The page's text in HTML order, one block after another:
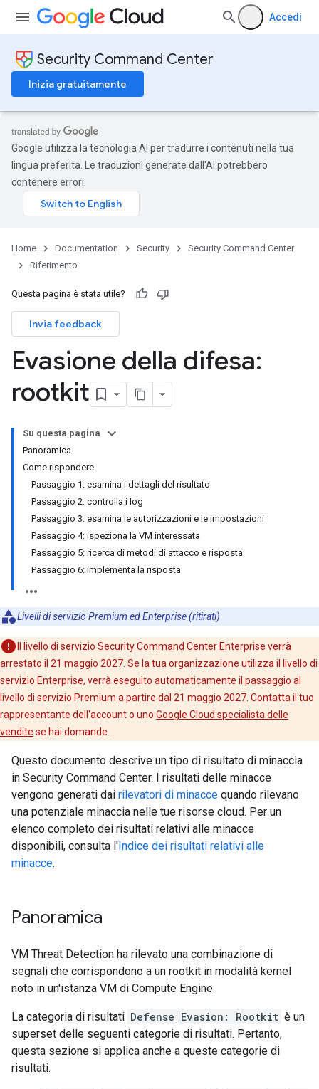
Accedi
Security Command Center
Inizia gratuitamente
Google utilizza la tecnologia AI per tradurre i contenuti nella tua
lingua preferita. Le traduzioni generate dall'AI potrebbero
contenere errori.
Home Documentation Security
Security Command Center
Riferimento
Questa pagina è stata utile?
Invia feedback
Evasione della difesa:
rootkit
Su questa pagina
Panoramica
Come rispondere
Passaggio 1: esamina i dettagli del risultato
Passaggio 2: controlla i log
Passaggio 3: esamina le autorizzazioni e le impostazioni
Passaggio 4: ispeziona la VM interessata
Passaggio 5: ricerca di metodi di attacco e risposta
Passaggio 6: implementa la risposta
Livelli di servizio Premium ed Enterprise (ritirati)
Il livello di servizio Security Command Center Enterprise verrà
arrestato il 21 maggio 2027. Se la tua organizzazione utilizza il livello di
servizio Enterprise, verrà eseguito automaticamente il passaggio al
livello di servizio Premium a partire dal 21 maggio 2027. Contatta il tuo
rappresentante dell'account o uno Google Cloud specialista delle
vendite se hai domande.
Questo documento descrive un tipo di risultato di minaccia
in Security Command Center. I risultati delle minacce
vengono generati dai rilevatori di minacce quando rilevano
una potenziale minaccia nelle tue risorse cloud. Per un
elenco completo dei risultati relativi alle minacce
disponibili, consulta l'Indice dei risultati relativi alle
minacce.
Panoramica
VM Threat Detection ha rilevato una combinazione di
segnali che corrispondono a un rootkit in modalità kernel
noto in un'istanza VM di Compute Engine.
La categoria di risultati Defense Evasion: Rootkit è un
superset delle seguenti categorie di risultati. Pertanto,
questa sezione si applica anche a queste categorie di
risultati.